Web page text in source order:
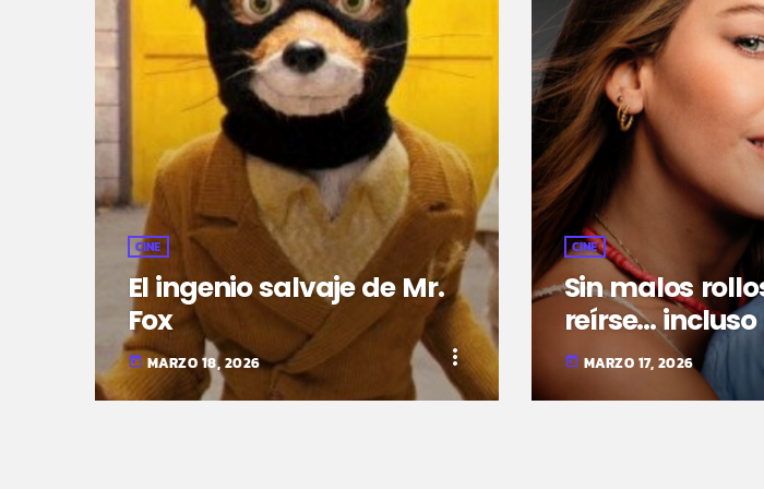
CINE
El ingenio salvaje de Mr.
Fox
today MARZO 18, 2026 more_vert
CINE
Sin malos
reírse…
mismo
today MARZO 17, 2026